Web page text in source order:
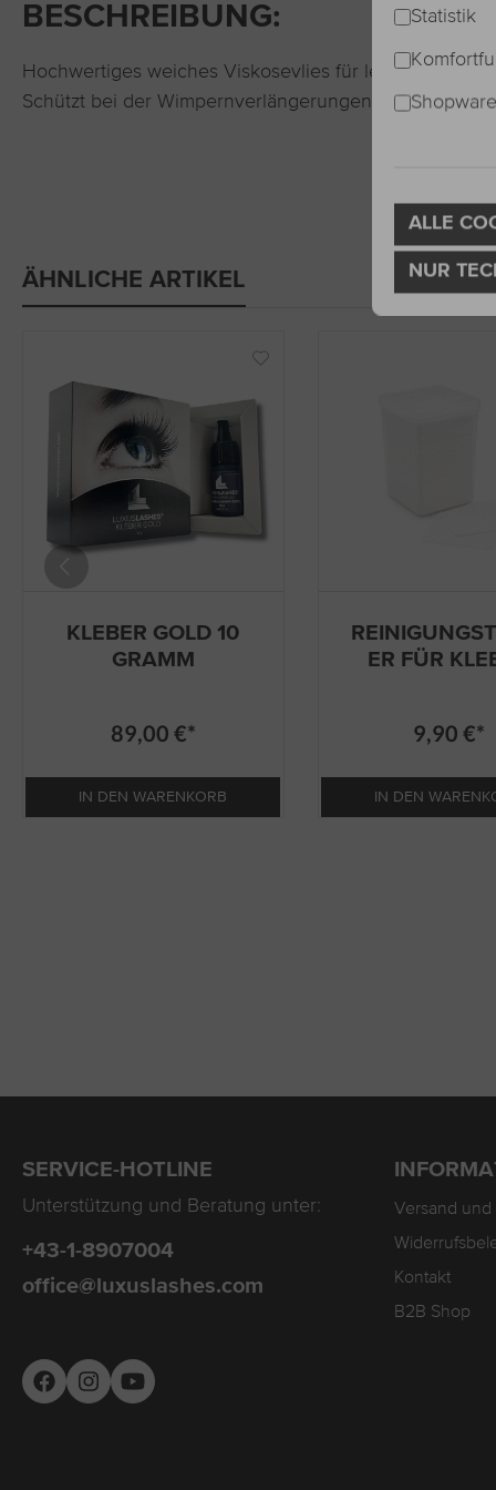
BESCHREIBUNG:
Hochwertiges weiches Viskosevlies für leichte
Schützt bei der Wimpernverlängerungen vor
ÄHNLICHE ARTIKEL
KLEBER GOLD 10
GRAMM
89,00 €*
IN DEN WARENKORB
ER FÜR
9,90 €*
IN DEN
SERVICE-HOTLINE
Unterstützung und Beratung unter:
+43-1-8907004
office@luxuslashes.com
Versand und
Kontakt
B2B Shop
Statistik
ALLE
NUR